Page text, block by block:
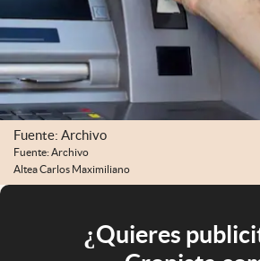
Fuente: Archivo
Fuente: Archivo
Altea Carlos Maximiliano
¿Quieres